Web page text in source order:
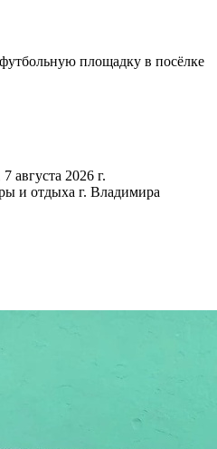
площадку в посёлке
августа 2026 г.
и отдыха г. Владимира